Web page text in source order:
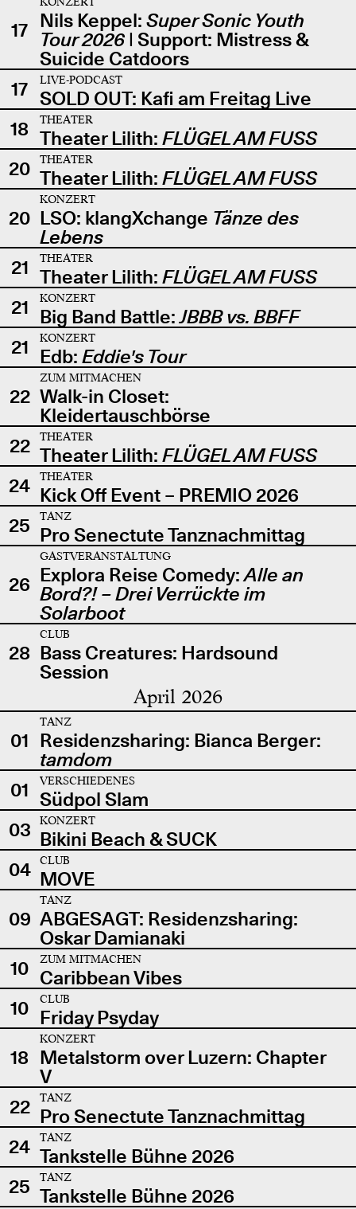
17 Nils Keppel: Super Sonic Youth
Tour 2026| Support: Mistress &
Suicide Catdoors
17
LIVE-PODCAST
SOLD OUT: Kafi am Freitag Live
18
THEATER
Theater Lilith: FLÜGEL AM FUSS
20
THEATER
Theater Lilith: FLÜGEL AM FUSS
20
KONZERT
LSO: klangXchange Tänze des
Lebens
21
THEATER
Theater Lilith: FLÜGEL AM FUSS
21
KONZERT
Big Band Battle:JBBB vs. BBFF
21
KONZERT
Edb: Eddie's Tour
22
ZUM MITMACHEN
Walk-in Closet:
Kleidertauschbörse
22
THEATER
Theater Lilith: FLÜGEL AM FUSS
24
THEATER
Kick Off Event – PREMIO 2026
25
TANZ
Pro Senectute Tanznachmittag
26
GASTVERANSTALTUNG
Explora Reise Comedy:Alle an
Bord?! – Drei Verrückte im
Solarboot
28
CLUB
Bass Creatures: Hardsound
Session
April 2026
01
TANZ
Residenzsharing: Bianca Berger:
tamdom
01
VERSCHIEDENES
Südpol Slam
03
KONZERT
Bikini Beach & SUCK
04
CLUB
MOVE
09
TANZ
ABGESAGT: Residenzsharing:
Oskar Damianaki
10
ZUM MITMACHEN
Caribbean Vibes
10
CLUB
Friday Psyday
18
KONZERT
Metalstorm over Luzern: Chapter
V
22
TANZ
Pro Senectute Tanznachmittag
24
TANZ
Tankstelle Bühne 2026
25
TANZ
Tankstelle Bühne 2026